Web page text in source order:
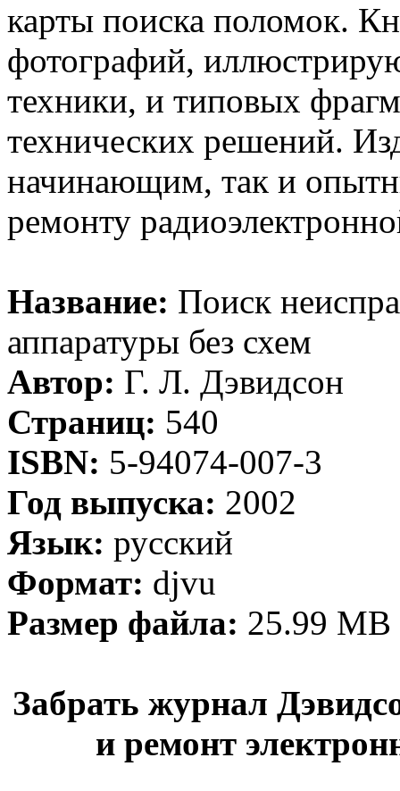
карты поиска поломок.
фотографий,
техники, и типовых
технических решений.
начинающим, так и
ремонту
Название: Поиск
аппаратуры без схем
Автор: Г. Л. Дэвидсон
Страниц: 540
ISBN: 5-94074-007-3
Год выпуска: 2002
Язык: русский
Формат: djvu
Размер файла: 25.99 MB
Забрать журнал
и ремонт